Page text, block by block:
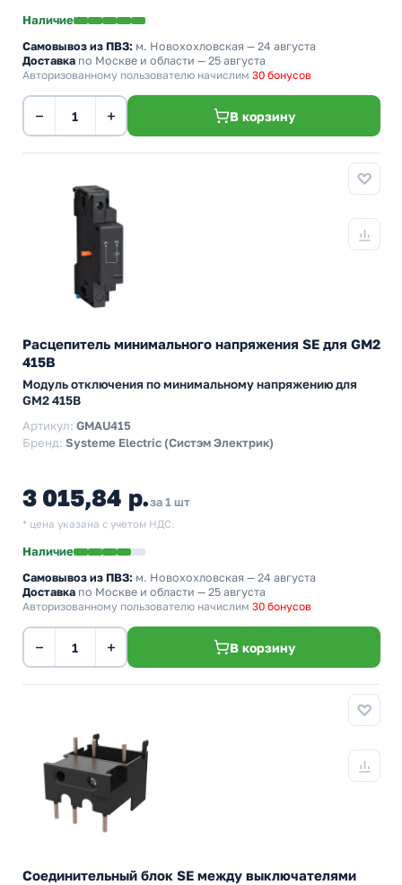
Наличие
Самовывоз из ПВЗ: м. Новохохловская — 24 августа
Доставка по Москве и области — 25 августа
Авторизованному пользователю начислим 30 бонусов
− + В корзину
Расцепитель минимального напряжения SE для GM2
415В
Модуль отключения по минимальному напряжению для
GM2 415В
Артикул: GMAU415
Бренд: Systeme Electric (Систэм Электрик)
3 015,84 р.за 1 шт
* цена указана с учетом НДС.
Наличие
Самовывоз из ПВЗ: м. Новохохловская — 24 августа
Доставка по Москве и области — 25 августа
Авторизованному пользователю начислим 30 бонусов
− + В корзину
Соединительный блок SE между выключателями